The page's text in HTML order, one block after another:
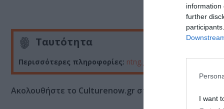
information
further
I want
Ταυτότητα
Περισσότερες πληροφορίες: ntng.gr
Ακολουθήστε το Culturenow.gr στο